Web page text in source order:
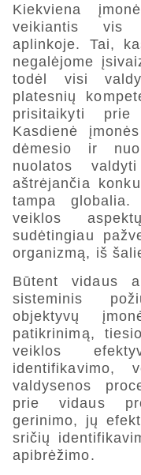
Kiekviena
veikiantis vis
aplinkoje. Tai,
negalėjome
todėl visi
platesnių
prisitaikyti prie
Kasdienė
dėmesio ir
nuolatos
aštrėjančia
tampa
veiklos
sudėtingiau
organizmą, iš
Būtent vidaus
sisteminis
objektyvų
patikrinimą,
veiklos
identifikavimo,
valdysenos
prie vidaus
gerinimo, jų
sričių
apibrėžimo.